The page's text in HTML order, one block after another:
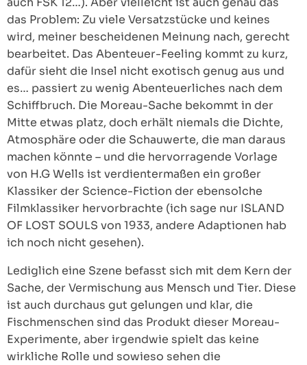
das Problem: Zu viele Versatzstücke und keines
wird, meiner bescheidenen Meinung nach, gerecht
bearbeitet. Das Abenteuer-Feeling kommt zu kurz,
dafür sieht die Insel nicht exotisch genug aus und
es… passiert zu wenig Abenteuerliches nach dem
Schiffbruch. Die Moreau-Sache bekommt in der
Mitte etwas platz, doch erhält niemals die Dichte,
Atmosphäre oder die Schauwerte, die man daraus
machen könnte – und die hervorragende Vorlage
von H.G Wells ist verdientermaßen ein großer
Klassiker der Science-Fiction der ebensolche
Filmklassiker hervorbrachte (ich sage nur ISLAND
OF LOST SOULS von 1933, andere Adaptionen hab
ich noch nicht gesehen).
Lediglich eine Szene befasst sich mit dem Kern der
Sache, der Vermischung aus Mensch und Tier. Diese
ist auch durchaus gut gelungen und klar, die
Fischmenschen sind das Produkt dieser Moreau-
Experimente, aber irgendwie spielt das keine
wirkliche Rolle und sowieso sehen die